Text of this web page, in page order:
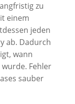
zu
einem
jeden
ab. Dadurch
wann
Fehler
sauber